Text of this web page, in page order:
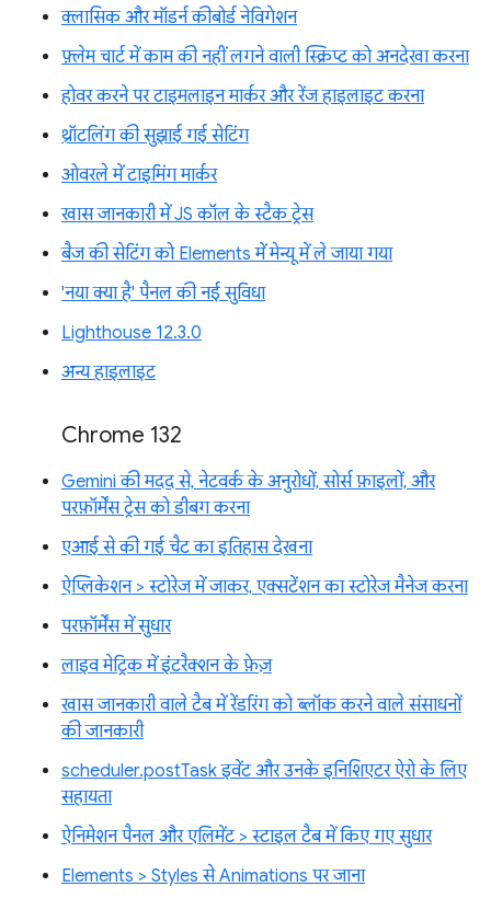
क्लासिक और मॉडर्न कीबोर्ड नेविगेशन
फ़्लेम चार्ट में काम की नहीं लगने वाली स्क्रिप्ट को अनदेखा करना
होवर करने पर टाइमलाइन मार्कर और रेंज हाइलाइट करना
थ्रॉटलिंग की सुझाई गई सेटिंग
ओवरले में टाइमिंग मार्कर
खास जानकारी में JS कॉल के स्टैक ट्रेस
बैज की सेटिंग को Elements में मेन्यू में ले जाया गया
'नया क्या है' पैनल की नई सुविधा
Lighthouse 12.3.0
अन्य हाइलाइट
Chrome 132
Gemini की मदद से, नेटवर्क के अनुरोधों, सोर्स फ़ाइलों, और
परफ़ॉर्मेंस ट्रेस को डीबग करना
एआई से की गई चैट का इतिहास देखना
ऐप्लिकेशन > स्टोरेज में जाकर, एक्सटेंशन का स्टोरेज मैनेज करना
परफ़ॉर्मेंस में सुधार
लाइव मेट्रिक में इंटरैक्शन के फ़ेज़
खास जानकारी वाले टैब में रेंडरिंग को ब्लॉक करने वाले संसाधनों
की जानकारी
scheduler.postTask इवेंट और उनके इनिशिएटर ऐरो के लिए
सहायता
ऐनिमेशन पैनल और एलिमेंट > स्टाइल टैब में किए गए सुधार
Elements > Styles से Animations पर जाना